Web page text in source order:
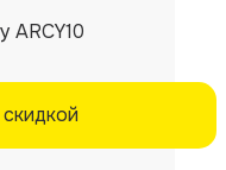
ARCY10